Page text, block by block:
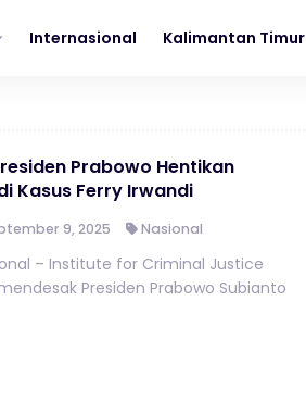
Internasional Kalimantan Timur
Prabowo Hentikan
Kasus Ferry Irwandi
9, 2025 Nasional
– Institute for Criminal Justice
Presiden Prabowo Subianto